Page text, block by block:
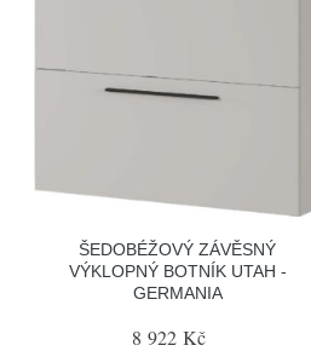
ŠEDOBÉŽOVÝ ZÁVĚSNÝ
VÝKLOPNÝ BOTNÍK UTAH -
GERMANIA
8 922 Kč